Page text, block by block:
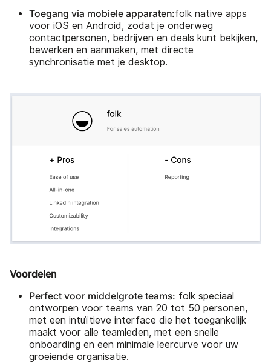
Toegang via mobiele apparaten:folk native apps
voor iOS en Android, zodat je onderweg
contactpersonen, bedrijven en deals kunt bekijken,
bewerken en aanmaken, met directe
synchronisatie met je desktop.
Voordelen
Perfect voor middelgrote teams: folk speciaal
ontworpen voor teams van 20 tot 50 personen,
met een intuïtieve interface die het toegankelijk
maakt voor alle teamleden, met een snelle
onboarding en een minimale leercurve voor uw
groeiende organisatie.